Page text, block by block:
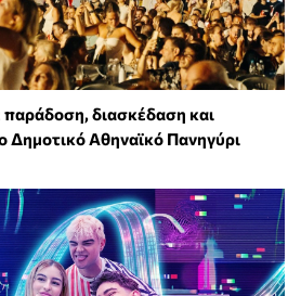
διασκέδαση και
Δημοτικό Αθηναϊκό Πανηγύρι